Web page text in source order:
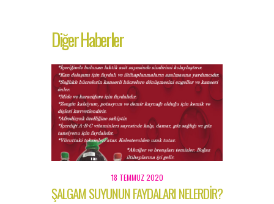
Diğer Haberler
18 TEMMUZ 2020
ŞALGAM SUYUNUN FAYDALARI NELERDİR?